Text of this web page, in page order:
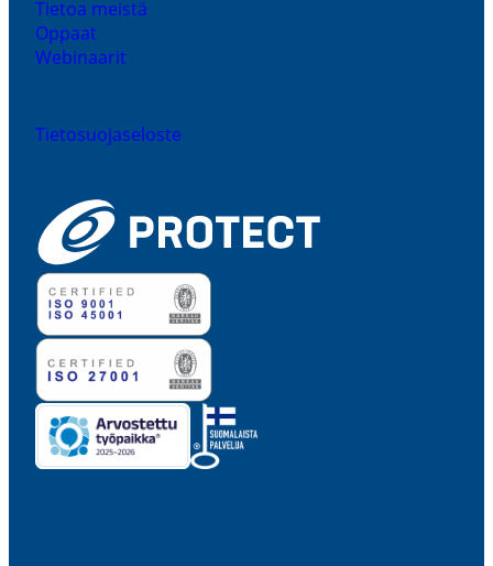
Tietoa meistä
Oppaat
Webinaarit
Tieto­suo­ja­se­loste